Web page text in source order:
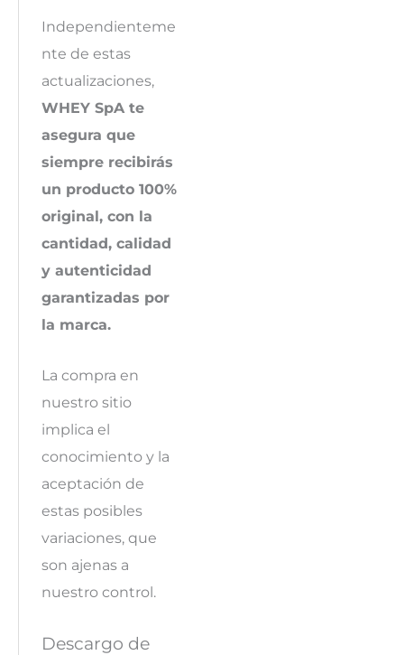
Independienteme
nte de estas
actualizaciones,
WHEY SpA te
asegura que
siempre recibirás
un producto 100%
original, con la
cantidad, calidad
y autenticidad
garantizadas por
la marca.
La compra en
nuestro sitio
implica el
conocimiento y la
aceptación de
estas posibles
variaciones, que
son ajenas a
nuestro control.
Descargo de